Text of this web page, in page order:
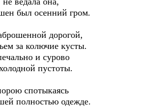
был осенний гром.
дорогой,
за колючие кусты.
и сурово
пустоты.
спотыкаясь
полностью одежде.